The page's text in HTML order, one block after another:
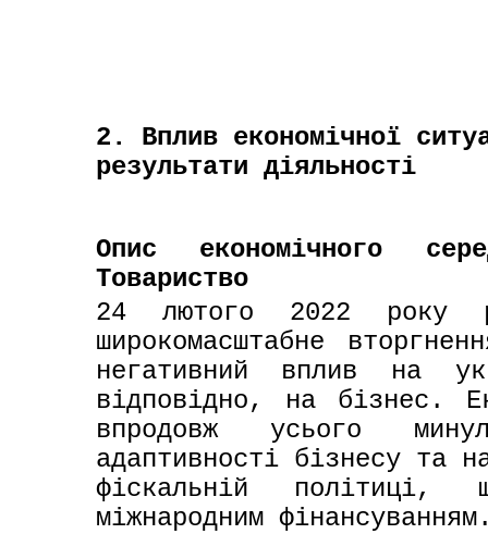
2. Вплив економічної
результати діяльності
Опис економічного
Товариство
24 лютого 2022 року
широкомасштабне
негативний вплив на
відповідно, на бізнес.
впродовж усього
адаптивності бізнесу та
фіскальній політиці,
міжнародним